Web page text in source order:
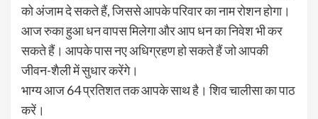
को अंजाम दे सकते हैं, जिससे आपके परिवार का नाम रोशन होगा।
आज रुका हुआ धन वापस मिलेगा और आप धन का निवेश भी कर
सकते हैं। आपके पास नए अधिग्रहण हो सकते हैं जो आपकी
जीवन-शैली में सुधार करेंगे।
भाग्य आज 64 प्रतिशत तक आपके साथ है। शिव चालीसा का पाठ
करें।